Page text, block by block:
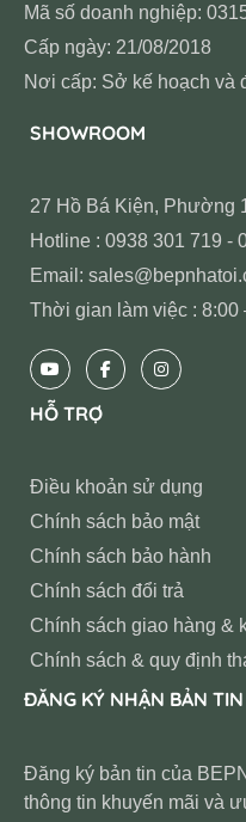
Mã số doanh nghiệp:
Cấp ngày: 21/08/2018
Nơi cấp: Sở kế hoạch và
SHOWROOM
27 Hồ Bá Kiện, Phường
Hotline : 0938 301 719 -
Email:
Thời gian làm việc : 8:00
HỖ TRỢ
Điều khoản sử dụng
Chính sách bảo mật
Chính sách bảo hành
Chính sách đổi trả
Chính sách giao hàng &
Chính sách & quy định
ĐĂNG KÝ NHẬN BẢN TIN
Đăng ký bản tin của
thông tin khuyến mãi và